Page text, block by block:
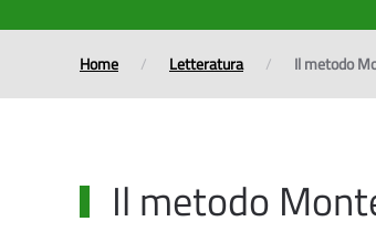
Home Letteratura Il metodo
Il metodo